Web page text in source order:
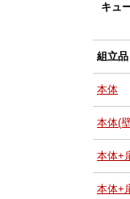
キュ
組立品
本体
本体(
本体+
本体+